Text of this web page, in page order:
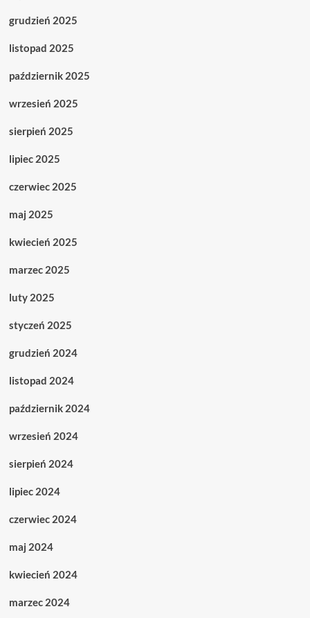
grudzień 2025
listopad 2025
październik 2025
wrzesień 2025
sierpień 2025
lipiec 2025
czerwiec 2025
maj 2025
kwiecień 2025
marzec 2025
luty 2025
styczeń 2025
grudzień 2024
listopad 2024
październik 2024
wrzesień 2024
sierpień 2024
lipiec 2024
czerwiec 2024
maj 2024
kwiecień 2024
marzec 2024